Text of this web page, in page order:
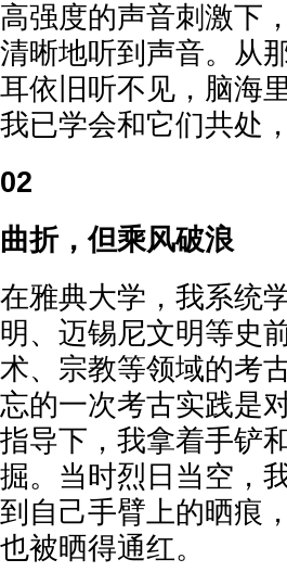
高强度的声音刺激下
清晰地听到声音。从
耳依旧听不见，脑海
我已学会和它们共处
02
曲折，但乘风破浪
在雅典大学，我系统
明、迈锡尼文明等史
术、宗教等领域的考
忘的一次考古实践是
指导下，我拿着手铲
掘。当时烈日当空，
到自己手臂上的晒痕
也被晒得通红。